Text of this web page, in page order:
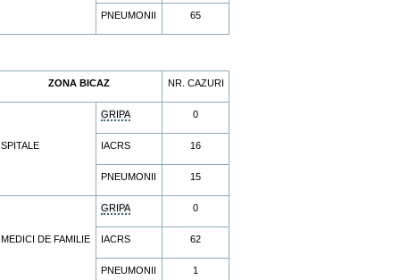
PNEUMONII 65
ZONA BICAZ NR. CAZURI
SPITALE
GRIPA 0
IACRS 16
PNEUMONII 15
MEDICI DE FAMILIE
GRIPA 0
IACRS 62
PNEUMONII 1